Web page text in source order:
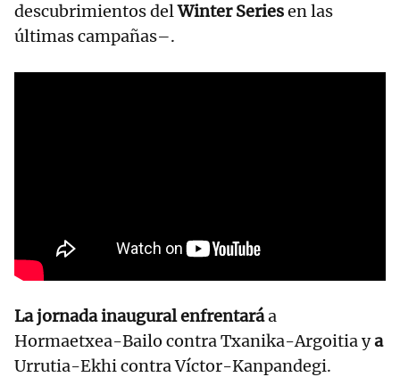
descubrimientos delWinter Seriesen las
últimas campañas–.
La jornada inaugural enfrentaráa
Hormaetxea-Bailo contra Txanika-Argoitia ya
Urrutia-Ekhi contra Víctor-Kanpandegi.